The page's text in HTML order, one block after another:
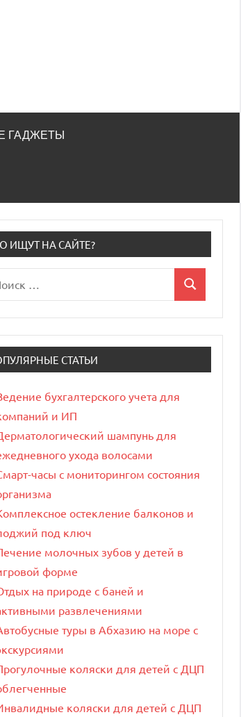
ГАДЖЕТЫ
ИЩУТ НА САЙТЕ?
Поиск
СТАТЬИ
бухгалтерского учета для
и ИП
шампунь для
ухода волосами
часы с мониторингом состояния
остекление балконов и
под ключ
молочных зубов у детей в
форме
на природе с баней и
развлечениями
туры в Абхазию на море с
коляски для детей с ДЦП
коляски для детей с ДЦП